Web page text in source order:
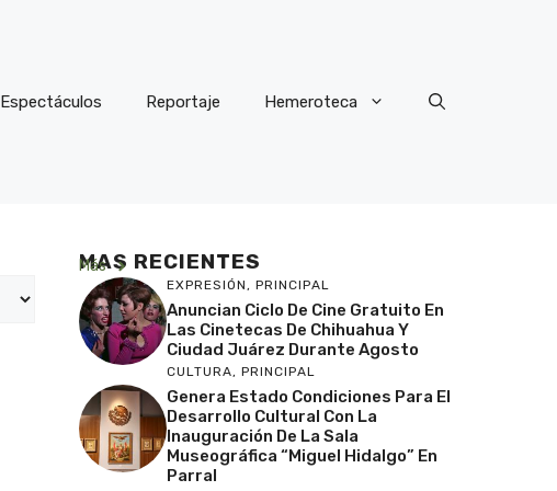
Espectáculos Reportaje Hemeroteca
MAS RECIENTES
Más
EXPRESIÓN, PRINCIPAL
Anuncian Ciclo De Cine Gratuito En
Las Cinetecas De Chihuahua Y
Ciudad Juárez Durante Agosto
CULTURA, PRINCIPAL
Genera Estado Condiciones Para El
Desarrollo Cultural Con La
Inauguración De La Sala
Museográfica “Miguel Hidalgo” En
Parral